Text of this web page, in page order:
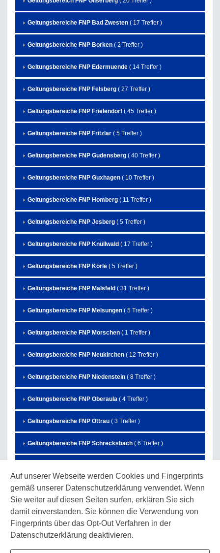
Auf unserer Webseite werden Cookies und Fingerprints
gemäß unserer Datenschutzerklärung verwendet. Wenn
Sie weiter auf diesen Seiten surfen, erklären Sie sich
damit einverstanden. Sie können die Verwendung von
Fingerprints über das Opt-Out Verfahren in der
Datenschutzerklärung deaktivieren.
Geltungsbereiche FNP Bad Zwesten ( 17 Treffer )
Geltungsbereiche FNP Borken ( 2 Treffer )
Geltungsbereiche FNP Edermuende ( 14 Treffer )
Geltungsbereiche FNP Felsberg ( 27 Treffer )
Geltungsbereiche FNP Frielendorf ( 45 Treffer )
Geltungsbereiche FNP Fritzlar ( 5 Treffer )
Geltungsbereiche FNP Gudensberg ( 40 Treffer )
Geltungsbereiche FNP Guxhagen ( 10 Treffer )
Geltungsbereiche FNP Homberg ( 11 Treffer )
Geltungsbereiche FNP Jesberg ( 5 Treffer )
Geltungsbereiche FNP Knüllwald ( 17 Treffer )
Geltungsbereiche FNP Körle ( 5 Treffer )
Geltungsbereiche FNP Malsfeld ( 31 Treffer )
Geltungsbereiche FNP Melsungen ( 5 Treffer )
Geltungsbereiche FNP Morschen ( 1 Treffer )
Geltungsbereiche FNP Neukirchen ( 12 Treffer )
Geltungsbereiche FNP Niedenstein ( 8 Treffer )
Geltungsbereiche FNP Oberaula ( 4 Treffer )
Geltungsbereiche FNP Ottrau ( 3 Treffer )
Geltungsbereiche FNP Schrecksbach ( 6 Treffer )
Geltungsbereiche FNP Schwarzenborn( 7 Treffer )
Geltungsbereiche FNP Spangenberg( 3 Treffer )
Geltungsbereiche FNP Wabern( 10 Treffer )